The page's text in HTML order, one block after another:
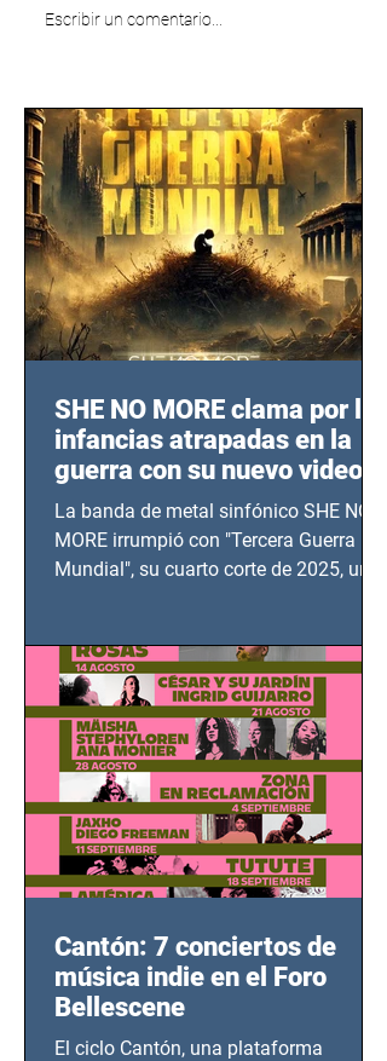
Escribir un comentario...
SHE NO MORE clama por las
infancias atrapadas en la
guerra con su nuevo video
TERCERA GUERRA
MUNDIAL
La banda de metal sinfónico SHE NO
MORE irrumpió con "Tercera Guerra
Mundial", su cuarto corte de 2025, un
bélicos.
Cantón: 7 conciertos de
música indie en el Foro
Bellescene
El ciclo Cantón, una plataforma